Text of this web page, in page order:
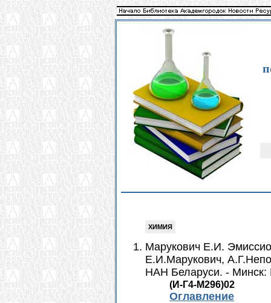
ХИМИЯ
Марукович Е.И.
Е.И.Марукович,
НАН Беларуси. - Минск:
(И-Г4-М296)02
Оглавление